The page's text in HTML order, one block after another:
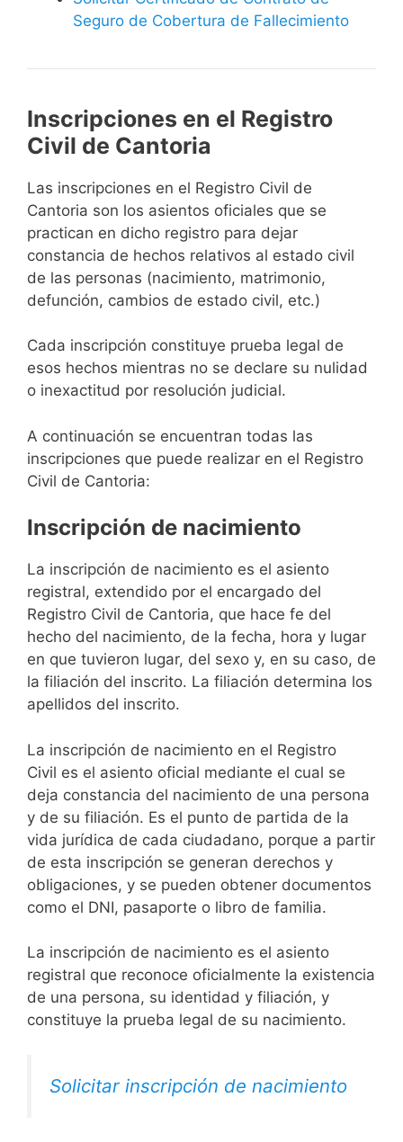
Seguro de Cobertura de Fallecimiento
Inscripciones en el Registro
Civil de Cantoria
Las inscripciones en el Registro Civil de
Cantoria son los asientos oficiales que se
practican en dicho registro para dejar
constancia de hechos relativos al estado civil
de las personas (nacimiento, matrimonio,
defunción, cambios de estado civil, etc.)
Cada inscripción constituye prueba legal de
esos hechos mientras no se declare su nulidad
o inexactitud por resolución judicial.
A continuación se encuentran todas las
inscripciones que puede realizar en el Registro
Civil de Cantoria:
Inscripción de nacimiento
La inscripción de nacimiento es el asiento
registral, extendido por el encargado del
Registro Civil de Cantoria, que hace fe del
hecho del nacimiento, de la fecha, hora y lugar
en que tuvieron lugar, del sexo y, en su caso, de
la filiación del inscrito. La filiación determina los
apellidos del inscrito.
La inscripción de nacimiento en el Registro
Civil es el asiento oficial mediante el cual se
deja constancia del nacimiento de una persona
y de su filiación. Es el punto de partida de la
vida jurídica de cada ciudadano, porque a partir
de esta inscripción se generan derechos y
obligaciones, y se pueden obtener documentos
como el DNI, pasaporte o libro de familia.
La inscripción de nacimiento es el asiento
registral que reconoce oficialmente la existencia
de una persona, su identidad y filiación, y
constituye la prueba legal de su nacimiento.
Solicitar inscripción de nacimiento